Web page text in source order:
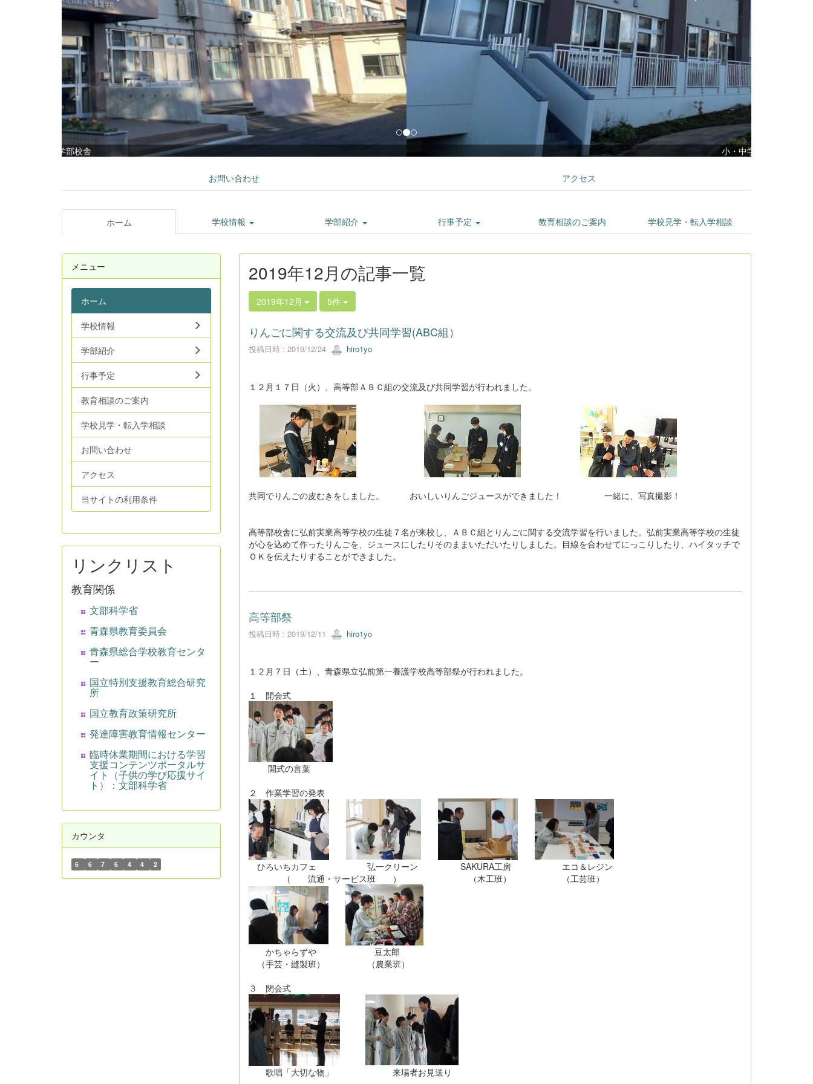
お問い合わせ アクセス
ホーム 学校情報 学部紹介 行事予定 教育相談のご案内 学校見学・転入学相談
2019年12月の記事一覧
2019年12月 5件
りんごに関する交流及び共同学習(ABC組）
投稿日時 : 2019/12/24 hiro1yo
１２月１７日（火）、高等部ＡＢＣ組の交流及び共同学習が行われました。
共同でりんごの皮むきをしました。 おいしいりんごジュースができました！ 一緒に、写真撮影！
高等部校舎に弘前実業高等学校の生徒７名が来校し、ＡＢＣ組とりんごに関する交流学習を行いました。弘前実業高等学校の生徒
が心を込めて作ったりんごを、ジュースにしたりそのままいただいたりしました。目線を合わせてにっこりしたり、ハイタッチで
ＯＫを伝えたりすることができました。
高等部祭
投稿日時 : 2019/12/11 hiro1yo
１２月７日（土）、青森県立弘前第一養護学校高等部祭が行われました。
１ 開会式
開式の言葉
２ 作業学習の発表
ひろいちカフェ 弘一クリーン SAKURA工房 エコ＆レジン
（ 流通・サービス班 ） （木工班） （工芸班）
かちゃらずや 豆太郎
（手芸・縫製班） （農業班）
３ 閉会式
歌唱「大切な物」 来場者お見送り
メニュー
ホーム
学校情報
学部紹介
行事予定
教育相談のご案内
学校見学・転入学相談
お問い合わせ
アクセス
当サイトの利用条件
リンクリスト
教育関係
文部科学省
青森県教育委員会
青森県総合学校教育センタ
ー
国立特別支援教育総合研究
所
国立教育政策研究所
発達障害教育情報センター
臨時休業期間における学習
支援コンテンツポータルサ
イト（子供の学び応援サイ
ト）：文部科学省
カウンタ
6 6 7 6 4 4 2